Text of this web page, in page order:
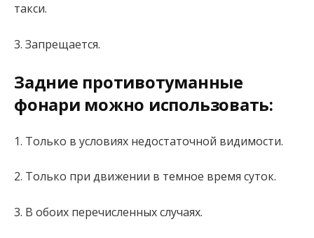
такси.
3. Запрещается.
Задние противотуманные
фонари можно использовать:
1. Только в условиях недостаточной видимости.
2. Только при движении в темное время суток.
3. В обоих перечисленных случаях.